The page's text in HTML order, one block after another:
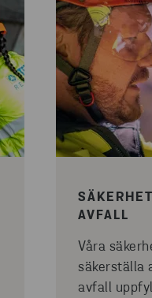
AVFALL
Våra
säkerställa
avfall